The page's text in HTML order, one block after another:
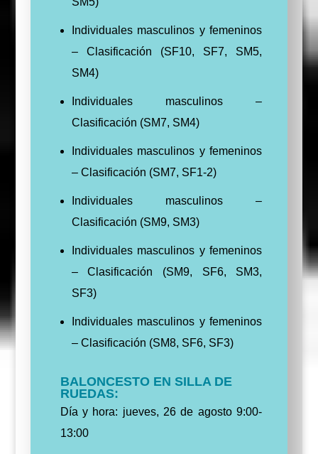
Individuales masculinos y femeninos
– Clasificación (SF10, SF7, SM5,
SM4)
Individuales masculinos –
Clasificación (SM7, SM4)
Individuales masculinos y femeninos
– Clasificación (SM7, SF1-2)
Individuales masculinos –
Clasificación (SM9, SM3)
Individuales masculinos y femeninos
– Clasificación (SM9, SF6, SM3,
SF3)
Individuales masculinos y femeninos
– Clasificación (SM8, SF6, SF3)
BALONCESTO EN SILLA DE
RUEDAS:
Día y hora: jueves, 26 de agosto 9:00-
13:00